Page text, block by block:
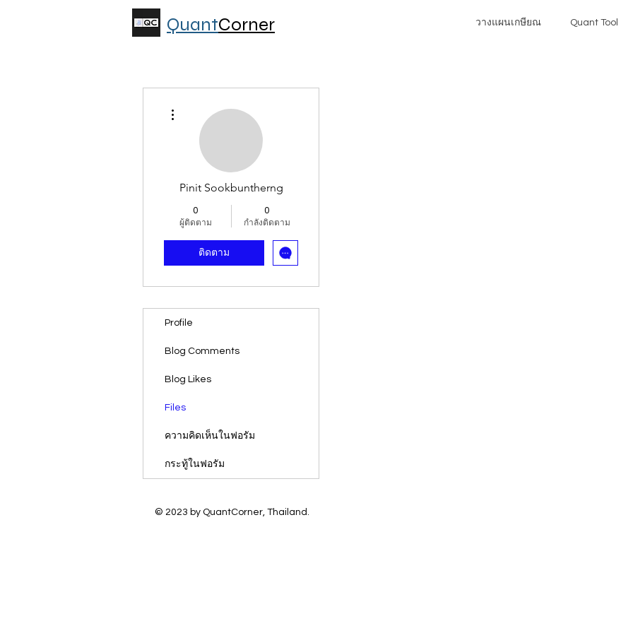
QuantCorner วางแผนเกษียณ Quant Tool
Pinit Sookbuntherng
0
ผู้ติดตาม
0
กำลังติดตาม
ติดตาม
Profile
Blog Comments
Blog Likes
Files
ความคิดเห็นในฟอรัม
กระทู้ในฟอรัม
© 2023 by QuantCorner, Thailand.